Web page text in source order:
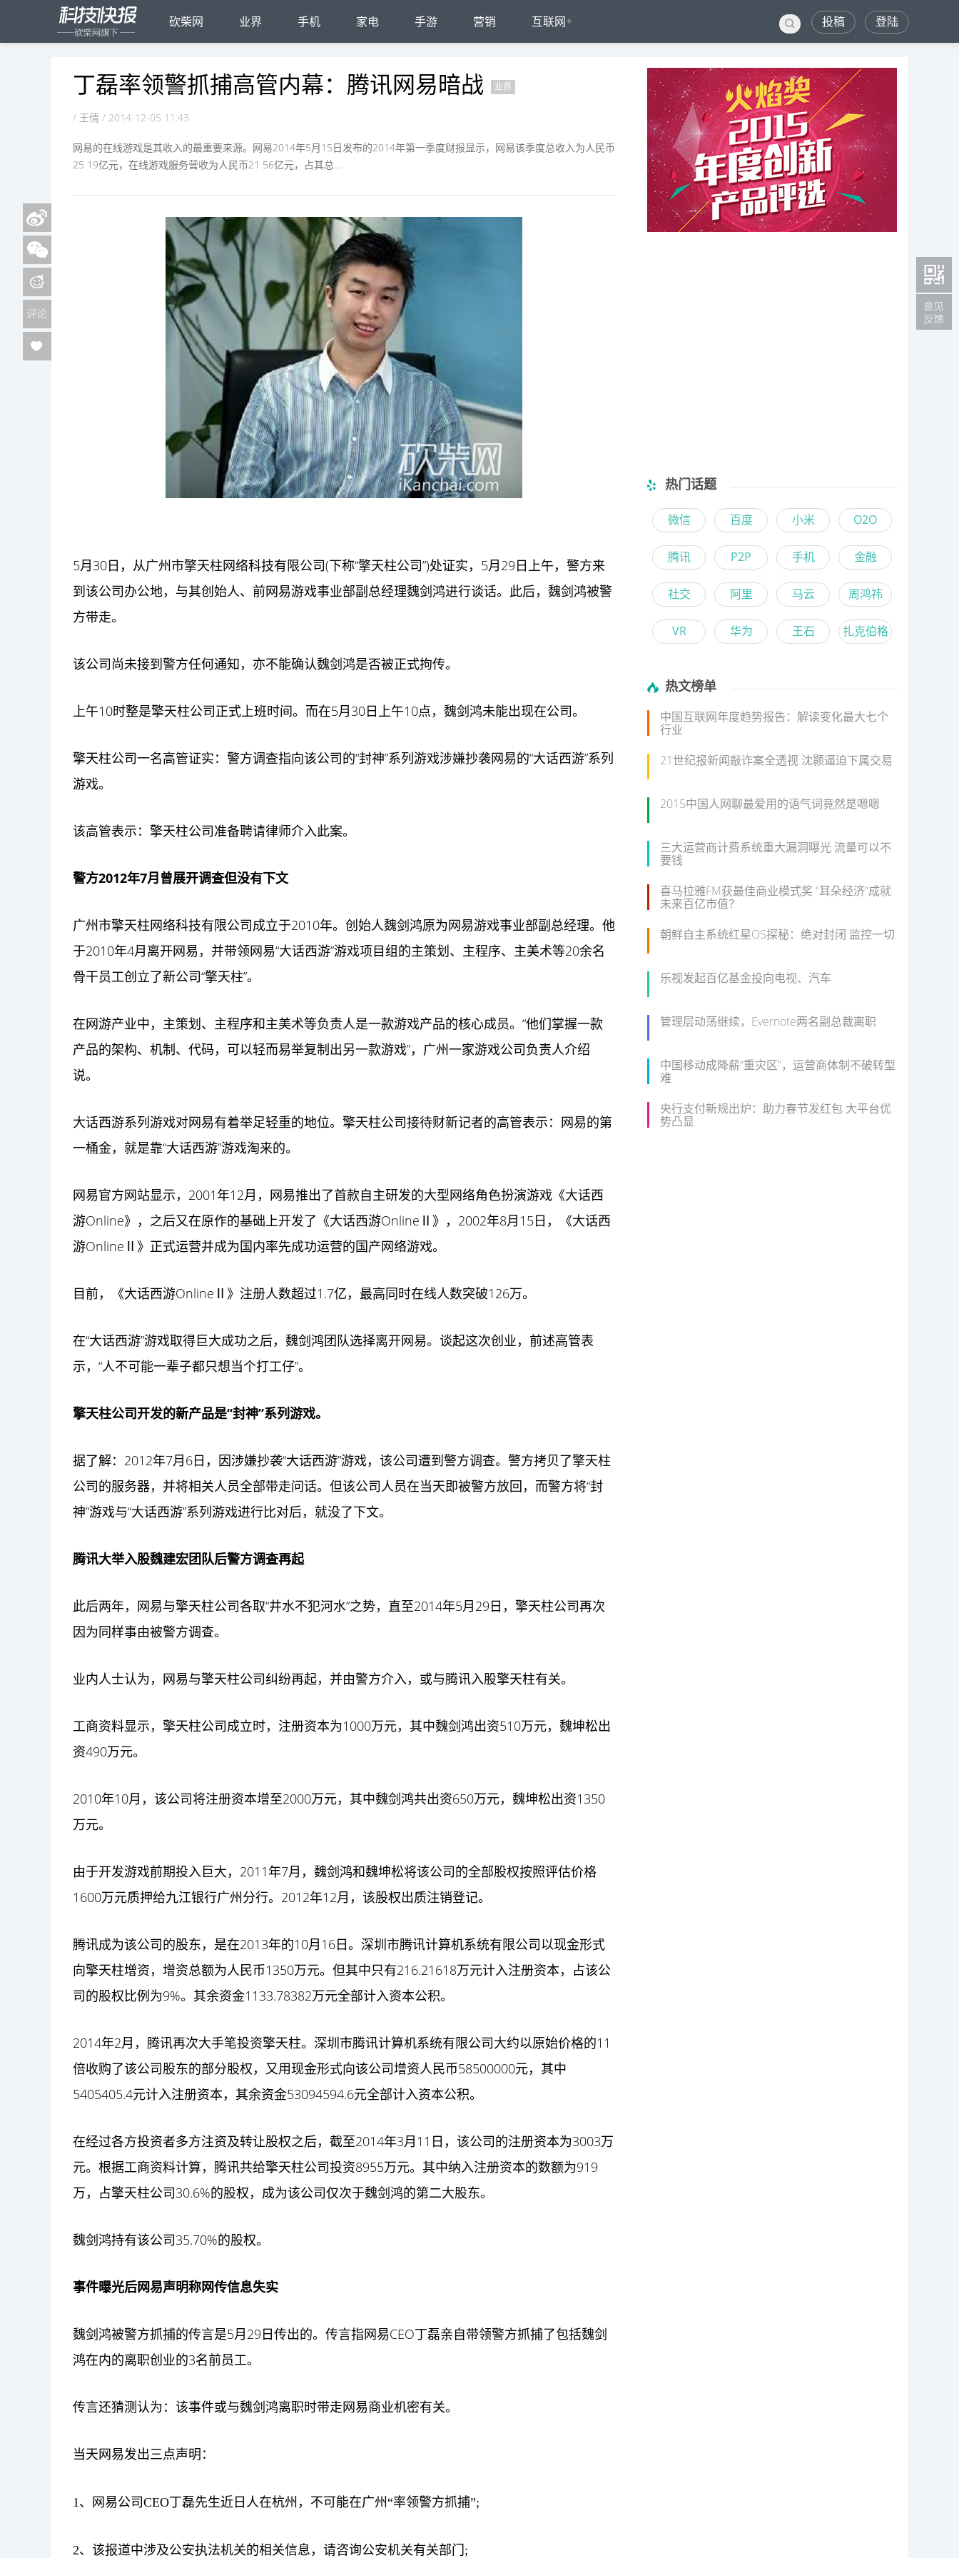
砍柴网 业界 手机 家电 手游 营销 互联网+ 登陆
投稿
丁磊率领警抓捕高管内幕：腾讯网易暗战 业界
/ 王倩 / 2014-12-05 11:43
网易的在线游戏是其收入的最重要来源。网易2014年5月15日发布的2014年第一季度财报显示，网易该季度总收入为人民币
25 19亿元，在线游戏服务营收为人民币21 56亿元，占其总...
5月30日，从广州市擎天柱网络科技有限公司(下称“擎天柱公司”)处证实，5月29日上午，警方来
到该公司办公地，与其创始人、前网易游戏事业部副总经理魏剑鸿进行谈话。此后，魏剑鸿被警
方带走。
该公司尚未接到警方任何通知，亦不能确认魏剑鸿是否被正式拘传。
上午10时整是擎天柱公司正式上班时间。而在5月30日上午10点，魏剑鸿未能出现在公司。
擎天柱公司一名高管证实：警方调查指向该公司的“封神”系列游戏涉嫌抄袭网易的“大话西游”系列
游戏。
该高管表示：擎天柱公司准备聘请律师介入此案。
警方2012年7月曾展开调查但没有下文
广州市擎天柱网络科技有限公司成立于2010年。创始人魏剑鸿原为网易游戏事业部副总经理。他
于2010年4月离开网易，并带领网易“大话西游”游戏项目组的主策划、主程序、主美术等20余名
骨干员工创立了新公司“擎天柱”。
在网游产业中，主策划、主程序和主美术等负责人是一款游戏产品的核心成员。“他们掌握一款
产品的架构、机制、代码，可以轻而易举复制出另一款游戏”，广州一家游戏公司负责人介绍
说。
大话西游系列游戏对网易有着举足轻重的地位。擎天柱公司接待财新记者的高管表示：网易的第
一桶金，就是靠“大话西游”游戏淘来的。
网易官方网站显示，2001年12月，网易推出了首款自主研发的大型网络角色扮演游戏《大话西
游Online》，之后又在原作的基础上开发了《大话西游OnlineⅡ》，2002年8月15日，《大话西
游OnlineⅡ》正式运营并成为国内率先成功运营的国产网络游戏。
目前，《大话西游OnlineⅡ》注册人数超过1.7亿，最高同时在线人数突破126万。
在“大话西游”游戏取得巨大成功之后，魏剑鸿团队选择离开网易。谈起这次创业，前述高管表
示，“人不可能一辈子都只想当个打工仔”。
擎天柱公司开发的新产品是“封神”系列游戏。
据了解：2012年7月6日，因涉嫌抄袭“大话西游”游戏，该公司遭到警方调查。警方拷贝了擎天柱
公司的服务器，并将相关人员全部带走问话。但该公司人员在当天即被警方放回，而警方将“封
神”游戏与“大话西游”系列游戏进行比对后，就没了下文。
腾讯大举入股魏建宏团队后警方调查再起
此后两年，网易与擎天柱公司各取“井水不犯河水”之势，直至2014年5月29日，擎天柱公司再次
因为同样事由被警方调查。
业内人士认为，网易与擎天柱公司纠纷再起，并由警方介入，或与腾讯入股擎天柱有关。
工商资料显示，擎天柱公司成立时，注册资本为1000万元，其中魏剑鸿出资510万元，魏坤松出
资490万元。
2010年10月，该公司将注册资本增至2000万元，其中魏剑鸿共出资650万元，魏坤松出资1350
万元。
由于开发游戏前期投入巨大，2011年7月，魏剑鸿和魏坤松将该公司的全部股权按照评估价格
1600万元质押给九江银行广州分行。2012年12月，该股权出质注销登记。
腾讯成为该公司的股东，是在2013年的10月16日。深圳市腾讯计算机系统有限公司以现金形式
向擎天柱增资，增资总额为人民币1350万元。但其中只有216.21618万元计入注册资本，占该公
司的股权比例为9%。其余资金1133.78382万元全部计入资本公积。
2014年2月，腾讯再次大手笔投资擎天柱。深圳市腾讯计算机系统有限公司大约以原始价格的11
倍收购了该公司股东的部分股权，又用现金形式向该公司增资人民币58500000元，其中
5405405.4元计入注册资本，其余资金53094594.6元全部计入资本公积。
在经过各方投资者多方注资及转让股权之后，截至2014年3月11日，该公司的注册资本为3003万
元。根据工商资料计算，腾讯共给擎天柱公司投资8955万元。其中纳入注册资本的数额为919
万，占擎天柱公司30.6%的股权，成为该公司仅次于魏剑鸿的第二大股东。
魏剑鸿持有该公司35.70%的股权。
事件曝光后网易声明称网传信息失实
魏剑鸿被警方抓捕的传言是5月29日传出的。传言指网易CEO丁磊亲自带领警方抓捕了包括魏剑
鸿在内的离职创业的3名前员工。
传言还猜测认为：该事件或与魏剑鸿离职时带走网易商业机密有关。
当天网易发出三点声明：
1、网易公司CEO丁磊先生近日人在杭州，不可能在广州“率领警方抓捕”;
2、该报道中涉及公安执法机关的相关信息，请咨询公安机关有关部门;
热门话题
微信 百度 小米 O2O
腾讯 P2P 手机 金融
社交 阿里 马云 周鸿祎
VR 华为 王石 扎克伯格
热文榜单
中国互联网年度趋势报告：解读变化最大七个
行业
21世纪报新闻敲诈案全透视 沈颢逼迫下属交易
2015中国人网聊最爱用的语气词竟然是嗯嗯
三大运营商计费系统重大漏洞曝光 流量可以不
要钱
喜马拉雅FM获最佳商业模式奖 “耳朵经济”成就
未来百亿市值？
朝鲜自主系统红星OS探秘：绝对封闭 监控一切
乐视发起百亿基金投向电视、汽车
管理层动荡继续，Evernote两名副总裁离职
中国移动成降薪“重灾区”，运营商体制不破转型
难
央行支付新规出炉：助力春节发红包 大平台优
势凸显